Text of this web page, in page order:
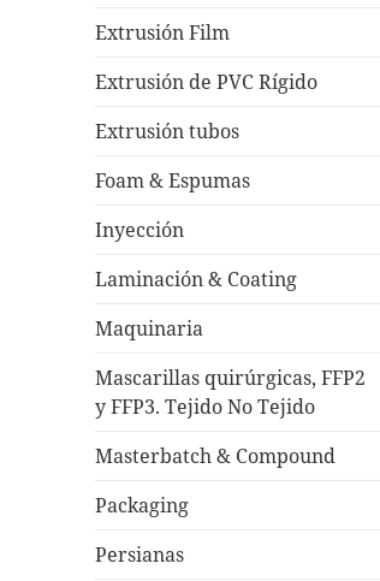
Extrusión Film
Extrusión de PVC Rígido
Extrusión tubos
Foam & Espumas
Inyección
Laminación & Coating
Maquinaria
Mascarillas quirúrgicas, FFP2
y FFP3. Tejido No Tejido
Masterbatch & Compound
Packaging
Persianas